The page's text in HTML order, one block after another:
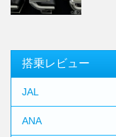
搭乗レビュー
JAL
ANA